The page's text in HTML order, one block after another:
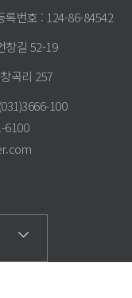
번호 : 124-86-84542
창길 52-19
곡리 257
(031)3666-100
6100